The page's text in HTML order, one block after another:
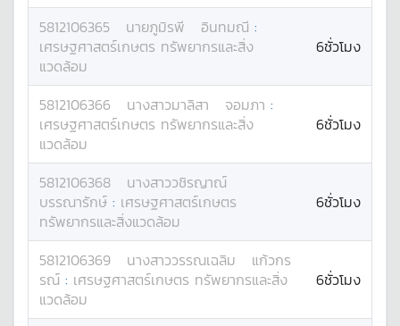
5812106365 นายภูมิรพี อินทมณี :
เศรษฐศาสตร์เกษตร ทรัพยากรและสิ่ง
แวดล้อม
6ชั่วโมง
5812106366 นางสาวมาลิสา จอมภา :
เศรษฐศาสตร์เกษตร ทรัพยากรและสิ่ง
แวดล้อม
6ชั่วโมง
5812106368 นางสาววชิรญาณ์
บรรณารักษ์ : เศรษฐศาสตร์เกษตร
ทรัพยากรและสิ่งแวดล้อม
6ชั่วโมง
5812106369 นางสาววรรณเฉลิม
แก้วกร
รณ์ : เศรษฐศาสตร์เกษตร ทรัพยากรและสิ่ง
แวดล้อม
6ชั่วโมง